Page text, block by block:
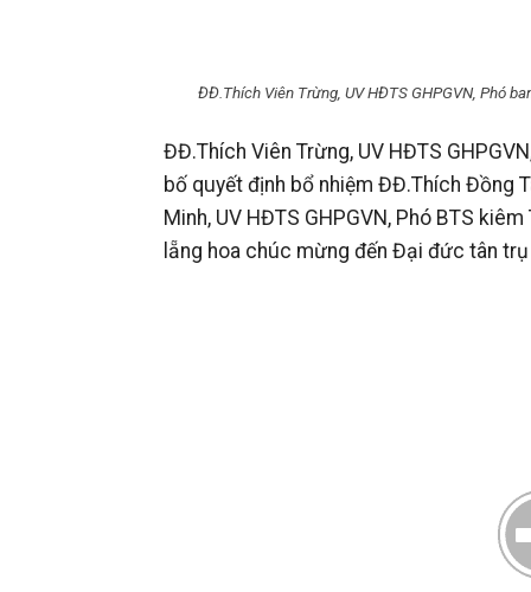
ĐĐ.Thích Viên Trừng, UV HĐTS GHPGVN, Phó
ĐĐ.Thích Viên Trừng, UV HĐTS
bố quyết định bổ nhiệm ĐĐ.Thích Đồng
Minh, UV HĐTS GHPGVN, Phó BTS
lẵng hoa chúc mừng đến Đại đức tân